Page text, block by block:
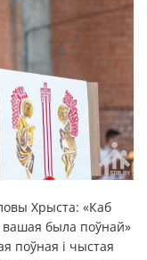
Хрыста: «Каб
вашая была поўнай»
поўная і чыстая